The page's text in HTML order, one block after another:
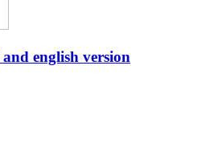
english version